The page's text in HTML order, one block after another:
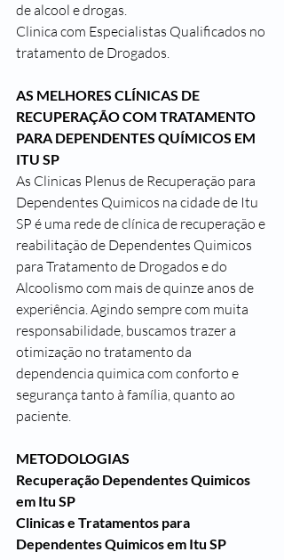
de alcool e drogas.
Clinica com Especialistas Qualificados no
tratamento de Drogados.
AS MELHORES CLÍNICAS DE
RECUPERAÇÃO COM TRATAMENTO
PARA DEPENDENTES QUÍMICOS EM
ITU SP
As Clinicas Plenus de Recuperação para
Dependentes Quimicos na cidade de Itu
SP é uma rede de clínica de recuperação e
reabilitação de Dependentes Quimicos
para Tratamento de Drogados e do
Alcoolismo com mais de quinze anos de
experiência. Agindo sempre com muita
responsabilidade, buscamos trazer a
otimização no tratamento da
dependencia quimica com conforto e
segurança tanto à família, quanto ao
paciente.
METODOLOGIAS
Recuperação Dependentes Quimicos
em Itu SP
Clinicas e Tratamentos para
Dependentes Quimicos em Itu SP